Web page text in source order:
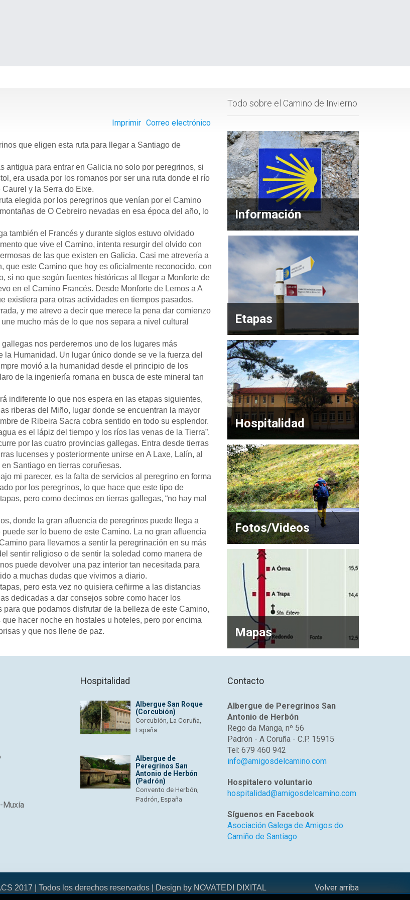
Imprimir Correo electrónico
que eligen esta ruta para llegar a Santiago de
para entrar en Galicia no solo por peregrinos, si
era usada por los romanos por ser una ruta donde el río
y la Serra do Eixe.
elegida por los peregrinos que venían por el Camino
de O Cebreiro nevadas en esa época del año, lo
el Francés y durante siglos estuvo olvidado
que vive el Camino, intenta resurgir del olvido con
de las que existen en Galicia. Casi me atrevería a
que este Camino que hoy es oficialmente reconocido, con
si no que según fuentes históricas al llegar a Monforte de
en el Camino Francés. Desde Monforte de Lemos a A
existiera para otras actividades en tiempos pasados.
y me atrevo a decir que merece la pena dar comienzo
mucho más de lo que nos separa a nivel cultural
nos perderemos uno de los lugares más
Humanidad. Un lugar único donde se ve la fuerza del
movió a la humanidad desde el principio de los
de la ingeniería romana en busca de este mineral tan
lo que nos espera en las etapas siguientes,
riberas del Miño, lugar donde se encuentran la mayor
de Ribeira Sacra cobra sentido en todo su esplendor.
es el lápiz del tiempo y los ríos las venas de la Tierra”.
por las cuatro provincias gallegas. Entra desde tierras
lucenses y posteriormente unirse en A Laxe, Lalín, al
Santiago en tierras coruñesas.
parecer, es la falta de servicios al peregrino en forma
por los peregrinos, lo que hace que este tipo de
pero como decimos en tierras gallegas, “no hay mal
donde la gran afluencia de peregrinos puede llega a
ser lo bueno de este Camino. La no gran afluencia
para llevarnos a sentir la peregrinación en su más
sentir religioso o de sentir la soledad como manera de
puede devolver una paz interior tan necesitada para
a muchas dudas que vivimos a diario.
pero esta vez no quisiera ceñirme a las distancias
dedicadas a dar consejos sobre como hacer los
que podamos disfrutar de la belleza de este Camino,
hacer noche en hostales u hoteles, pero por encima
y que nos llene de paz.
Todo sobre el Camino de Invierno
Información
Etapas
Hospitalidad
Fotos/Videos
Mapas
Muxía
Hospitalidad
Albergue San Roque
(Corcubión)
Corcubión, La Coruña,
España
Albergue de
Peregrinos San
Antonio de Herbón
(Padrón)
Convento de Herbón,
Padrón, España
Contacto
Albergue de Peregrinos San
Antonio de Herbón
Rego da Manga, nº 56
Padrón - A Coruña - C.P. 15915
Tel: 679 460 942
info@amigosdelcamino.com
Hospitalero voluntario
hospitalidad@amigosdelcamino.com
Síguenos en Facebook
Asociación Galega de Amigos do
Camiño de Santiago
Volver arriba
2017 | Todos los derechos reservados | Design by NOVATEDI DIXITAL